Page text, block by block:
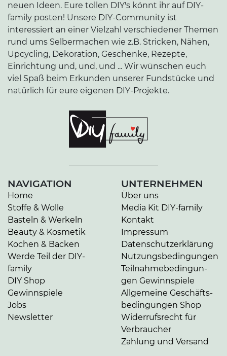
neuen Ideen. Eure tollen DIY's könnt ihr auf DIY-
family posten! Unsere DIY-Community ist
interessiert an einer Vielzahl verschiedener Themen
rund ums Selbermachen wie z.B. Stricken, Nähen,
Upcycling, Dekoration, Geschenke, Rezepte,
Einrichtung und, und, und ... Wir wünschen euch
viel Spaß beim Erkunden unserer Fundstücke und
natürlich für eure eigenen DIY-Projekte.
NAVIGATION
Home
Stoffe & Wolle
Basteln & Werkeln
Beauty & Kosmetik
Kochen & Backen
Werde Teil der DIY-
family
DIY Shop
Gewinnspiele
Jobs
Newsletter
UNTERNEHMEN
Über uns
Media Kit DIY-family
Kontakt
Impressum
Da­ten­schutz­er­klä­rung
Nut­zungs­be­din­gun­gen
Teil­nah­me­be­din­gun­
gen Gewinnspiele
Allgemeine Ge­schäfts­
be­din­gun­gen Shop
Widerrufsrecht für
Verbraucher
Zahlung und Versand